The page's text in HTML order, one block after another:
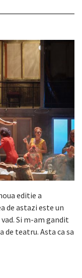
editie a
de astazi este un
Si m-am gandit
de teatru. Asta ca sa